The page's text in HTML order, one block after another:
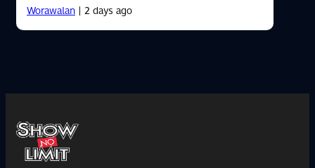
Worawalan| 2 days ago